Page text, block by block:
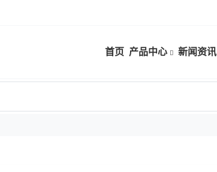
首页 产品中心 新闻资讯